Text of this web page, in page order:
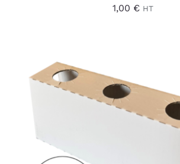
1,00 € HT
DÉTAILS